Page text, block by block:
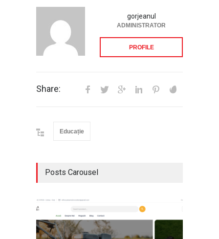
gorjeanul
ADMINISTRATOR
PROFILE
Share:
Educație
Posts Carousel